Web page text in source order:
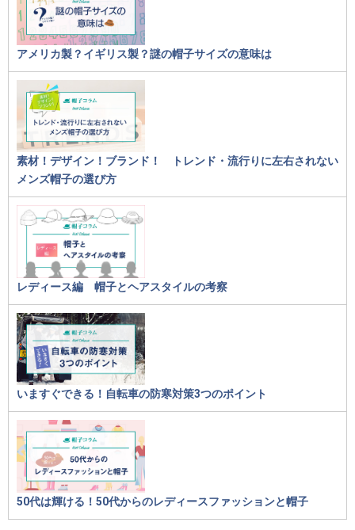
アメリカ製？イギリス製？謎の帽子サイズの意味は
素材！デザイン！ブランド！ トレンド・流行りに左右されない
メンズ帽子の選び方
レディース編 帽子とヘアスタイルの考察
いますぐできる！自転車の防寒対策3つのポイント
50代は輝ける！50代からのレディースファッションと帽子